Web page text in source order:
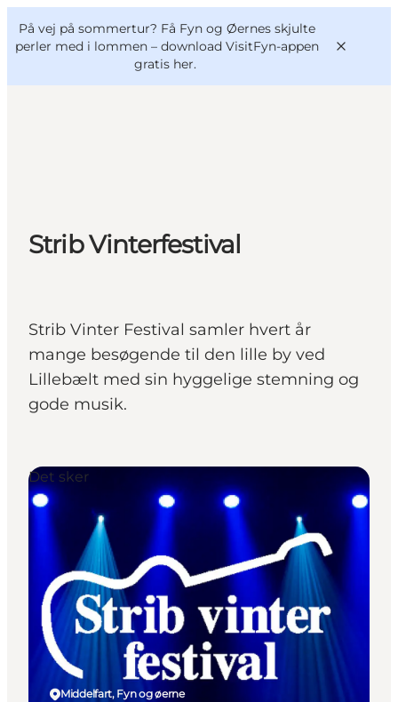
På vej på sommertur? Få Fyn og Øernes skjulte
perler med i lommen – download VisitFyn-appen
gratis her.
Mad og drikke
VisitFyn
Deutsch
Strib Vinterfestival
Strib Vinter Festival samler hvert år
mange besøgende til den lille by ved
Lillebælt med sin hyggelige stemning og
gode musik.
Middelfart, Fyn og øerne
Det sker